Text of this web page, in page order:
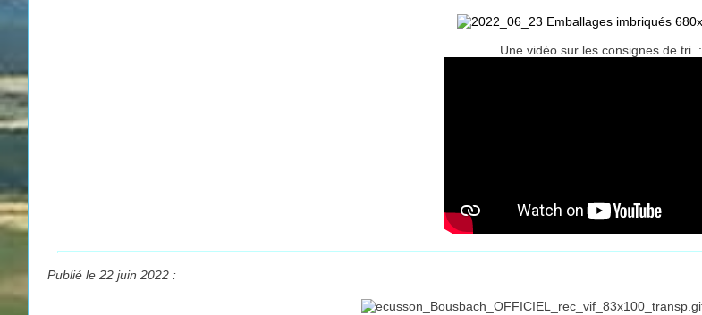
Une vidéo sur les consignes de tri :
Publié le 22 juin 2022 :